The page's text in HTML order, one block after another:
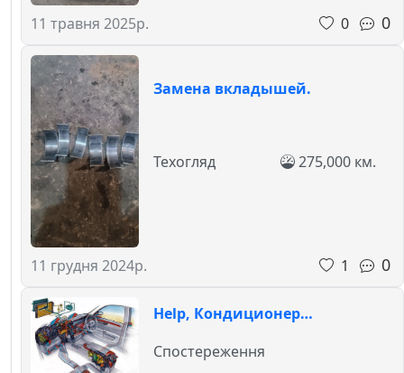
11 травня 2025р.
0
0
Замена вкладышей.
11 грудня 2024р.
Техогляд 275,000 км.
1 0
Help, Кондиционер…
Спостереження